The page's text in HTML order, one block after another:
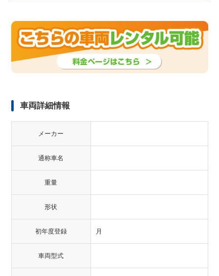
車両詳細情報
メーカー
通称車名
重量
形状
初年度登録 月
車両型式